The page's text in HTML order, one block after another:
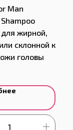
Man
жирной,
склонной к
головы